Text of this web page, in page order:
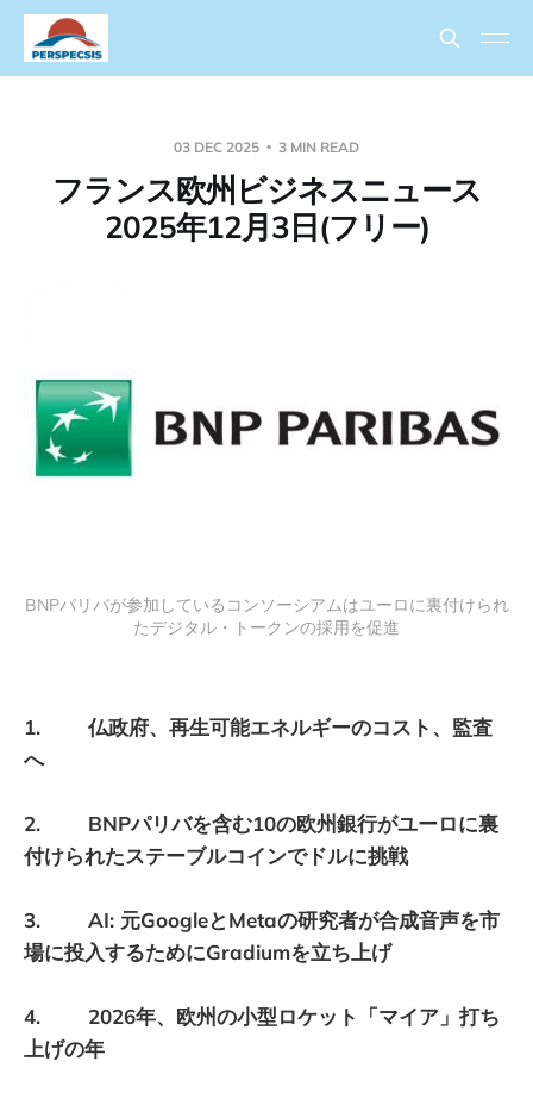
03 DEC 2025 3 MIN READ
フランス欧州ビジネスニュース
2025年12月3日(フリー)
BNPパリバが参加しているコンソーシアムはユーロに裏付けられ
たデジタル・トークンの採用を促進
1. 仏政府、再生可能エネルギーのコスト、監査
へ
2. BNPパリバを含む10の欧州銀行がユーロに裏
付けられたステーブルコインでドルに挑戦
3. AI: 元GoogleとMetaの研究者が合成音声を市
場に投入するためにGradiumを立ち上げ
4. 2026年、欧州の小型ロケット「マイア」打ち
上げの年